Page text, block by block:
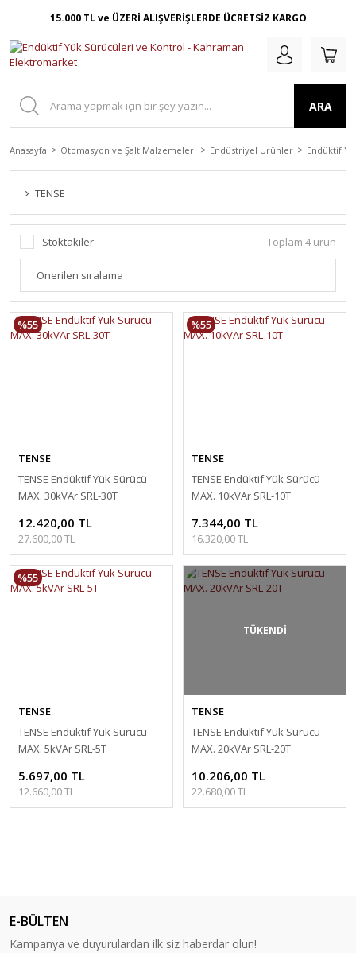
15.000 TL ve ÜZERİ ALIŞVERİŞLERDE ÜCRETSİZ KARGO
ARA
Anasayfa Otomasyon ve Şalt Malzemeleri Endüstriyel Ürünler Endüktif
TENSE
Stoktakiler Toplam 4 ürün
%55
TENSE
TENSE Endüktif Yük Sürücü
MAX. 30kVAr SRL-30T
12.420,00 TL
27.600,00 TL
%55
TENSE
TENSE Endüktif Yük Sürücü
MAX. 10kVAr SRL-10T
7.344,00 TL
16.320,00 TL
%55
TENSE
TENSE Endüktif Yük Sürücü
MAX. 5kVAr SRL-5T
5.697,00 TL
12.660,00 TL
TÜKENDİ
TENSE
TENSE Endüktif Yük Sürücü
MAX. 20kVAr SRL-20T
10.206,00 TL
22.680,00 TL
E-BÜLTEN
Kampanya ve duyurulardan ilk siz haberdar olun!